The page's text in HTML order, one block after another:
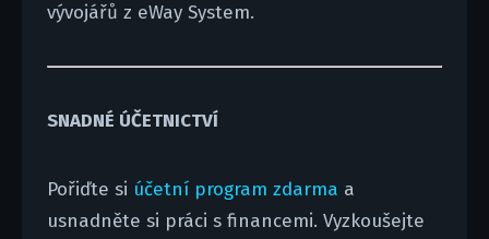
vývojářů z eWay System.
SNADNÉ ÚČETNICTVÍ
Pořiďte si účetní program zdarma a
usnadněte si práci s financemi. Vyzkoušejte